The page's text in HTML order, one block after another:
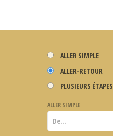
ALLER SIMPLE
ALLER-RETOUR
PLUSIEURS ÉTAPES
ALLER SIMPLE